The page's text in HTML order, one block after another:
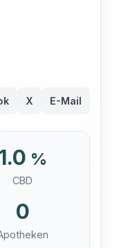
X E-Mail
1.0 %
CBD
0